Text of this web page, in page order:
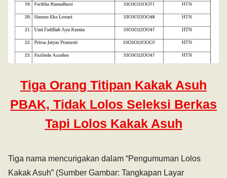
Tiga Orang Titipan Kakak Asuh
PBAK, Tidak Lolos Seleksi Berkas
Tapi Lolos Kakak Asuh
Tiga nama mencurigakan dalam “Pengumuman Lolos
Kakak Asuh” (Sumber Gambar: Tangkapan Layar